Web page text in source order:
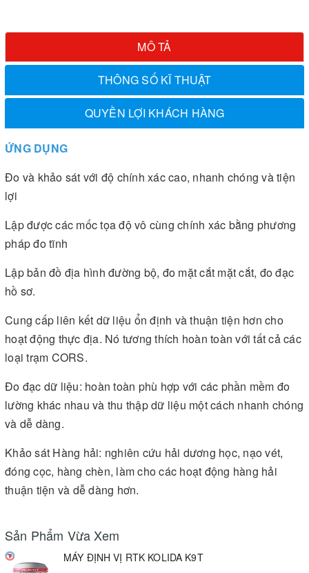
MÔ TẢ
THÔNG SỐ KĨ THUẬT
QUYỀN LỢI KHÁCH HÀNG
ỨNG DỤNG
Đo và khảo sát với độ chính xác cao, nhanh chóng và tiện
lợi
Lập được các mốc tọa độ vô cùng chính xác bằng phương
pháp đo tĩnh
Lập bản đồ địa hình đường bộ, đo mặt cắt mặt cắt, đo đạc
hồ sơ.
Cung cấp liên kết dữ liệu ổn định và thuận tiện hơn cho
hoạt động thực địa. Nó tương thích hoàn toàn với tất cả các
loại trạm CORS.
Đo đạc dữ liệu: hoàn toàn phù hợp với các phần mềm đo
lường khác nhau và thu thập dữ liệu một cách nhanh chóng
và dễ dàng.
Khảo sát Hàng hải: nghiên cứu hải dương học, nạo vét,
đóng cọc, hàng chèn, làm cho các hoạt động hàng hải
thuận tiện và dễ dàng hơn.
Sản Phẩm Vừa Xem
MÁY ĐỊNH VỊ RTK KOLIDA K9T